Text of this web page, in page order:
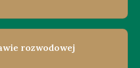
rozwodowej